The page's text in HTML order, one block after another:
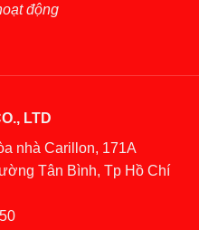
động
LTD
nhà Carillon, 171A
Tân Bình, Tp Hồ Chí